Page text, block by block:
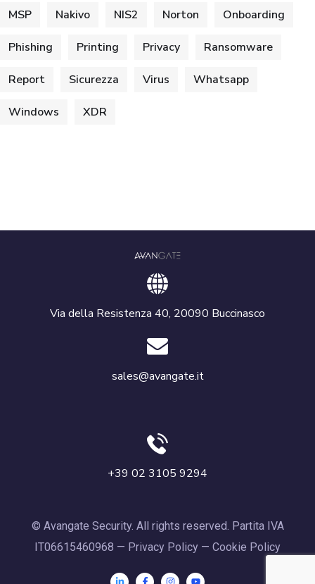
MSP Nakivo NIS2 Norton Onboarding
Phishing Printing Privacy Ransomware
Report Sicurezza Virus Whatsapp
Windows XDR
Via della Resistenza 40, 20090 Buccinasco
sales@avangate.it
+39 02 3105 9294
© Avangate Security. All rights reserved. Partita IVA
IT06615460968 — Privacy Policy — Cookie Policy